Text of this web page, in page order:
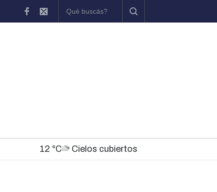
Chascomús participó del inicio de una nueva etapa del programa
12 °C Cielos cubiertos